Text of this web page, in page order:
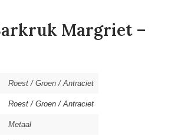
Margriet –
Roest / Groen / Antraciet
Roest / Groen / Antraciet
Metaal